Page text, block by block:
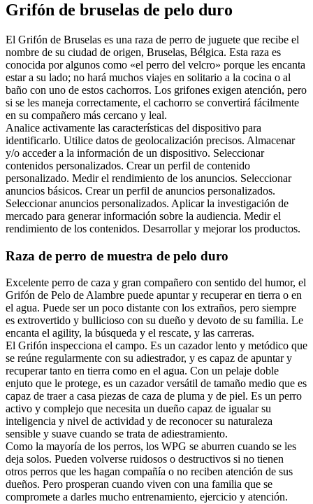
Grifón de bruselas de pelo duro
El Grifón de Bruselas es una raza de perro de juguete que recibe el
nombre de su ciudad de origen, Bruselas, Bélgica. Esta raza es
conocida por algunos como «el perro del velcro» porque les encanta
estar a su lado; no hará muchos viajes en solitario a la cocina o al
baño con uno de estos cachorros. Los grifones exigen atención, pero
si se les maneja correctamente, el cachorro se convertirá fácilmente
en su compañero más cercano y leal.
Analice activamente las características del dispositivo para
identificarlo. Utilice datos de geolocalización precisos. Almacenar
y/o acceder a la información de un dispositivo. Seleccionar
contenidos personalizados. Crear un perfil de contenido
personalizado. Medir el rendimiento de los anuncios. Seleccionar
anuncios básicos. Crear un perfil de anuncios personalizados.
Seleccionar anuncios personalizados. Aplicar la investigación de
mercado para generar información sobre la audiencia. Medir el
rendimiento de los contenidos. Desarrollar y mejorar los productos.
Raza de perro de muestra de pelo duro
Excelente perro de caza y gran compañero con sentido del humor, el
Grifón de Pelo de Alambre puede apuntar y recuperar en tierra o en
el agua. Puede ser un poco distante con los extraños, pero siempre
es extrovertido y bullicioso con su dueño y devoto de su familia. Le
encanta el agility, la búsqueda y el rescate, y las carreras.
El Grifón inspecciona el campo. Es un cazador lento y metódico que
se reúne regularmente con su adiestrador, y es capaz de apuntar y
recuperar tanto en tierra como en el agua. Con un pelaje doble
enjuto que le protege, es un cazador versátil de tamaño medio que es
capaz de traer a casa piezas de caza de pluma y de piel. Es un perro
activo y complejo que necesita un dueño capaz de igualar su
inteligencia y nivel de actividad y de reconocer su naturaleza
sensible y suave cuando se trata de adiestramiento.
Como la mayoría de los perros, los WPG se aburren cuando se les
deja solos. Pueden volverse ruidosos o destructivos si no tienen
otros perros que les hagan compañía o no reciben atención de sus
dueños. Pero prosperan cuando viven con una familia que se
compromete a darles mucho entrenamiento, ejercicio y atención.